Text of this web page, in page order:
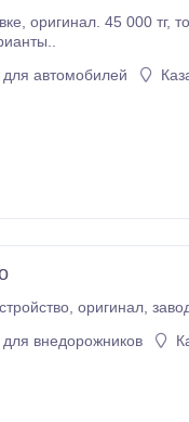
для автомобилей
оригинал,
для внедорожников